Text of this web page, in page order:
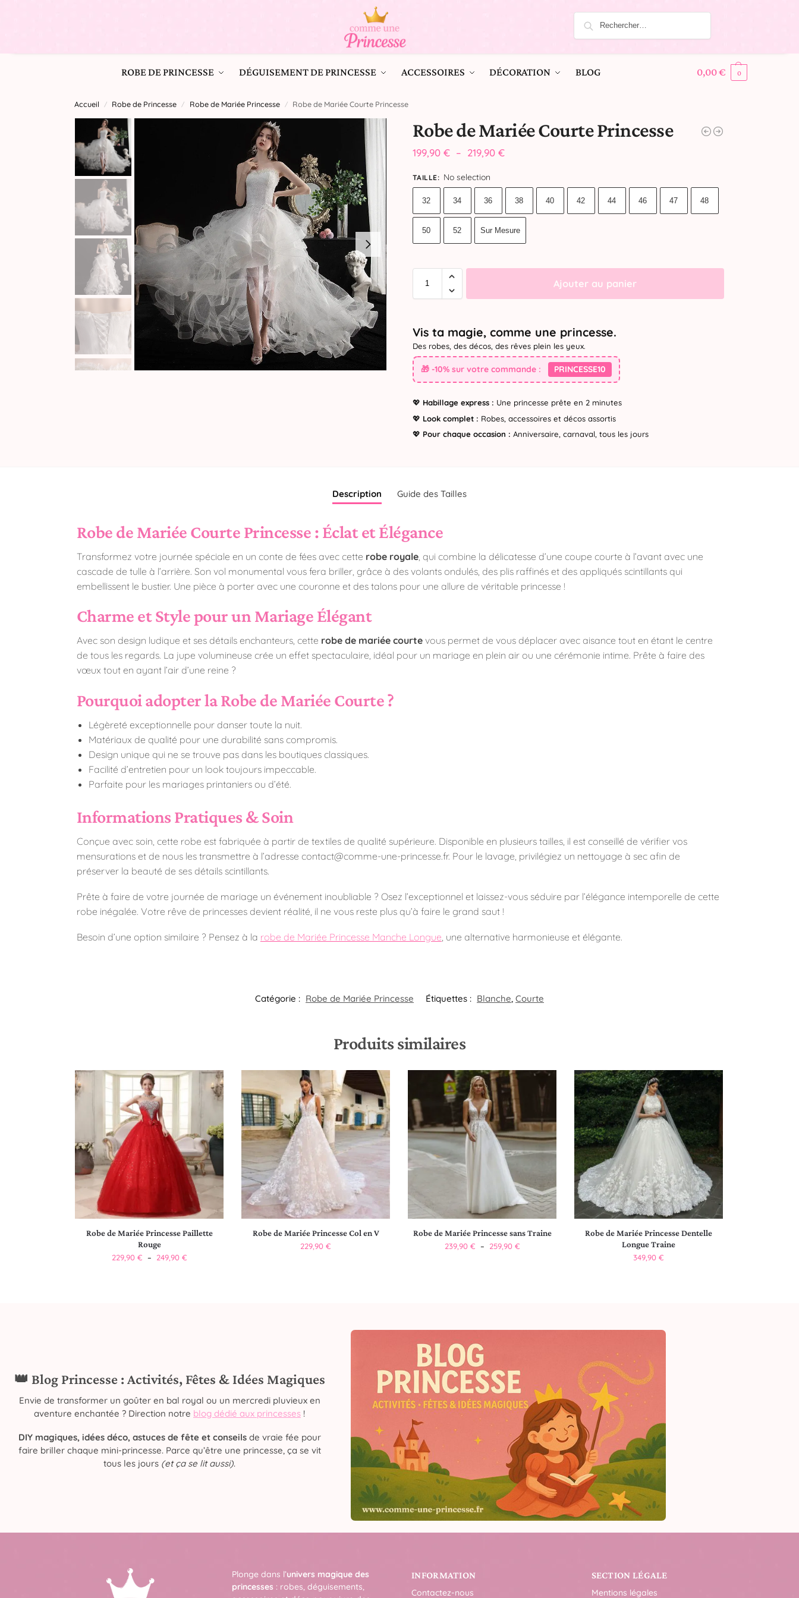
ROBE DE PRINCESSE DÉGUISEMENT DE PRINCESSE ACCESSOIRES DÉCORATION BLOG 0,00€ 0
Accueil / Robe de Princesse / Robe de Mariée Princesse / Robe de Mariée Courte Princesse
Robe de Mariée Courte Princesse
199,90 € – 219,90 €
TAILLE: No selection
32 34 36 38 40 42 44 46 47 48
50 52 Sur Mesure
Ajouter au panier
Vis ta magie, comme une princesse.
Des robes, des décos, des rêves plein les yeux.
🎁 -10% sur votre commande : PRINCESSE10
💖 Habillage express : Une princesse prête en 2 minutes
💖 Look complet : Robes, accessoires et décos assortis
💖 Pour chaque occasion : Anniversaire, carnaval, tous les jours
Description Guide des Tailles
Robe de Mariée Courte Princesse : Éclat et Élégance
Transformez votre journée spéciale en un conte de fées avec cette robe royale, qui combine la délicatesse d’une coupe courte à l’avant avec une
cascade de tulle à l’arrière. Son vol monumental vous fera briller, grâce à des volants ondulés, des plis raffinés et des appliqués scintillants qui
embellissent le bustier. Une pièce à porter avec une couronne et des talons pour une allure de véritable princesse !
Charme et Style pour un Mariage Élégant
Avec son design ludique et ses détails enchanteurs, cette robe de mariée courtevous permet de vous déplacer avec aisance tout en étant le centre
de tous les regards. La jupe volumineuse crée un effet spectaculaire, idéal pour un mariage en plein air ou une cérémonie intime. Prête à faire des
vœux tout en ayant l’air d’une reine ?
Pourquoi adopter la Robe de Mariée Courte ?
Légèreté exceptionnelle pour danser toute la nuit.
Matériaux de qualité pour une durabilité sans compromis.
Design unique qui ne se trouve pas dans les boutiques classiques.
Facilité d’entretien pour un look toujours impeccable.
Parfaite pour les mariages printaniers ou d’été.
Informations Pratiques & Soin
Conçue avec soin, cette robe est fabriquée à partir de textiles de qualité supérieure. Disponible en plusieurs tailles, il est conseillé de vérifier vos
mensurations et de nous les transmettre à l’adresse contact@comme-une-princesse.fr. Pour le lavage, privilégiez un nettoyage à sec afin de
préserver la beauté de ses détails scintillants.
Prête à faire de votre journée de mariage un événement inoubliable ? Osez l’exceptionnel et laissez-vous séduire par l’élégance intemporelle de cette
robe inégalée. Votre rêve de princesses devient réalité, il ne vous reste plus qu’à faire le grand saut !
Besoin d’une option similaire ? Pensez à la robe de Mariée Princesse Manche Longue, une alternative harmonieuse et élégante.
Catégorie : Robe de Mariée Princesse Étiquettes : Blanche, Courte
Produits similaires
Robe de Mariée Princesse Paillette
Rouge
229,90 € – 249,90 €
Robe de Mariée Princesse Col en V
229,90€
Robe de Mariée Princesse sans Traine
239,90 € – 259,90 €
Robe de Mariée Princesse Dentelle
Longue Traine
349,90€
👑 Blog Princesse : Activités, Fêtes & Idées Magiques
Envie de transformer un goûter en bal royal ou un mercredi pluvieux en
aventure enchantée ? Direction notre blog dédié aux princesses !
DIY magiques, idées déco, astuces de fête et conseilsde vraie fée pour
faire briller chaque mini-princesse. Parce qu’être une princesse, ça se vit
tous les jours (et ça se lit aussi).
Plonge dans l’univers magique des
princesses : robes, déguisements,
INFORMATION
Contactez-nous
SECTION LÉGALE
Mentions légales